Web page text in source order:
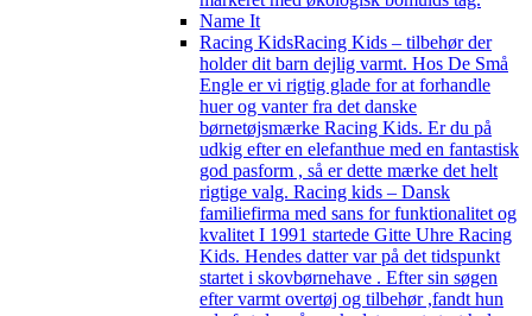
Name It
Racing KidsRacing Kids – tilbehør der
holder dit barn dejlig varmt. Hos De Små
Engle er vi rigtig glade for at forhandle
huer og vanter fra det danske
børnetøjsmærke Racing Kids. Er du på
udkig efter en elefanthue med en fantastisk
god pasform , så er dette mærke det helt
rigtige valg. Racing kids – Dansk
familiefirma med sans for funktionalitet og
kvalitet I 1991 startede Gitte Uhre Racing
Kids. Hendes datter var på det tidspunkt
startet i skovbørnehave . Efter sin søgen
efter varmt overtøj og tilbehør ,fandt hun